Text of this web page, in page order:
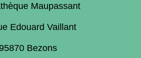
Maupassant
Edouard Vaillant
95870 Bezons